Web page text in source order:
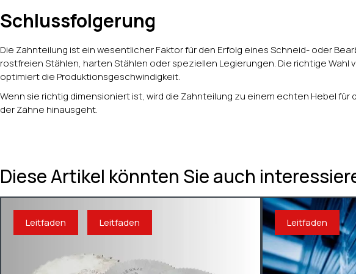
Schlussfolgerung
Die Zahnteilung ist ein wesentlicher Faktor für den Erfolg eines Schneid- oder
rostfreien Stählen, harten Stählen oder speziellen Legierungen. Die richtige
optimiert die Produktionsgeschwindigkeit.
Wenn sie richtig dimensioniert ist, wird die Zahnteilung zu einem echten Hebel für
der Zähne hinausgeht.
Diese Artikel könnten Sie auch
Leitfaden Leitfaden Leitfaden